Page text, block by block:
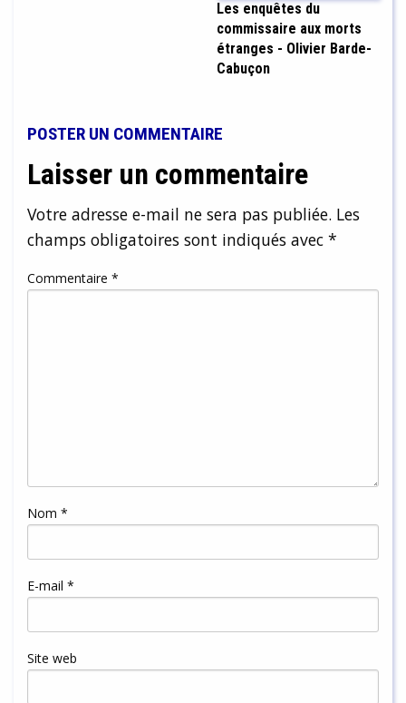
Les enquêtes du
commissaire aux morts
étranges - Olivier Barde-
Cabuçon
POSTER UN COMMENTAIRE
Laisser un commentaire
Votre adresse e-mail ne sera pas publiée. Les
champs obligatoires sont indiqués avec *
Commentaire *
Nom *
E-mail *
Site web